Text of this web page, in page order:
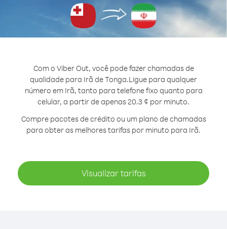
Com o Viber Out, você pode fazer chamadas de
qualidade para Irã de Tonga.Ligue para qualquer
número em Irã, tanto para telefone fixo quanto para
celular, a partir de apenas 20.3 ¢ por minuto.
Compre pacotes de crédito ou um plano de chamadas
para obter as melhores tarifas por minuto para Irã.
Visualizar tarifas